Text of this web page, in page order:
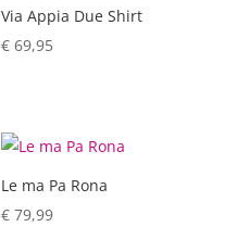
Via Appia Due Shirt
€ 69,95
Le ma Pa Rona
€ 79,99